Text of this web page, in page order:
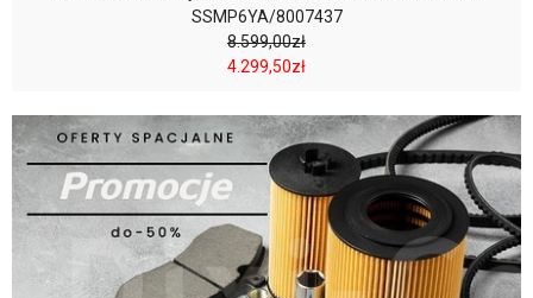
SSMP6YA/8007437
8.599,00zł
4.299,50zł